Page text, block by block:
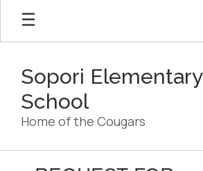
Skip
main
Sopori Elementary
School
Home of the Cougars